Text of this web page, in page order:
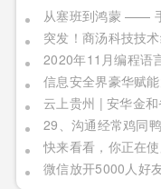
冷知识，每一个都令
恨晚
微信放开5000人好